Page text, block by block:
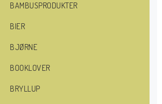
BAMBUSPRODUKTER
BIER
BJØRNE
BOOKLOVER
BRYLLUP